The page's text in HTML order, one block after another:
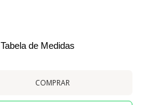
Tabela de Medidas